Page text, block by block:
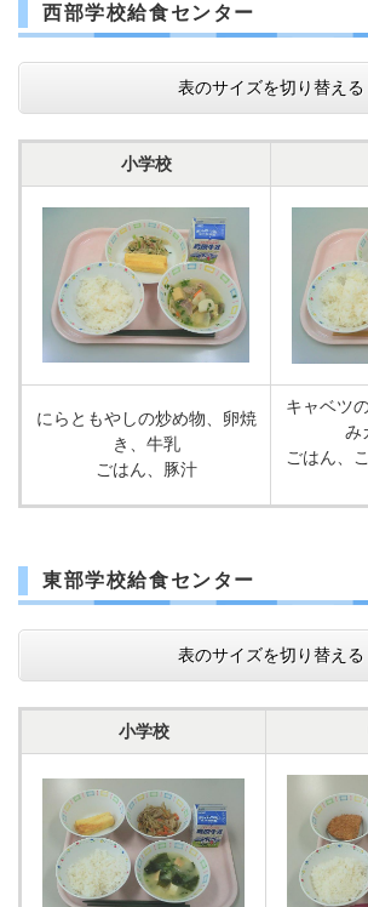
西部学校給食センター
表のサイズを切り替える
小学校
にらともやしの炒め物、卵焼
き、牛乳
ごはん、豚汁
キャベツ
み
ごはん、
東部学校給食センター
表のサイズを切り替える
小学校